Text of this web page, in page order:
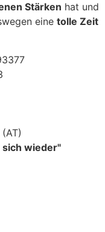
Stärken hat und
eine tolle Zeit
sich wieder"